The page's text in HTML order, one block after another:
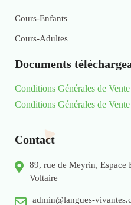
Cours-Enfants
Cours-Adultes
Documents
Conditions Générales de
Conditions Générales de
Contact
89, rue de Meyrin, Espace
Voltaire
admin@langues-